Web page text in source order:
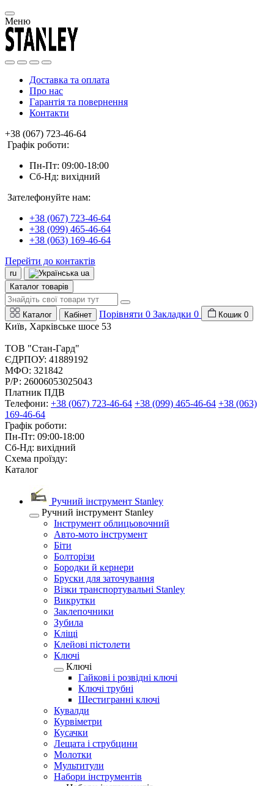
Меню
Доставка та оплата
Про нас
Гарантія та повернення
Контакти
+38 (067) 723-46-64
Графік роботи:
Пн-Пт: 09:00-18:00
Сб-Нд: вихідний
Зателефонуйте нам:
+38 (067) 723-46-64
+38 (099) 465-46-64
+38 (063) 169-46-64
Перейти до контактів
ru
ua
Каталог товарів
Каталог Кабінет Порівняти 0 Закладки 0 Кошик 0
Київ, Харківське шосе 53
ТОВ "Стан-Гард"
ЄДРПОУ: 41889192
МФО: 321842
Р/Р: 26006053025043
Платник ПДВ
Телефони: +38 (067) 723-46-64 +38 (099) 465-46-64 +38 (063)
169-46-64
Графік роботи:
Пн-Пт: 09:00-18:00
Сб-Нд: вихідний
Схема проїзду:
Каталог
Ручний інструмент Stanley
Ручний інструмент Stanley
Інструмент облицьовочний
Авто-мото інструмент
Біти
Болторізи
Бородки й кернери
Бруски для заточування
Візки транспортувальні Stanley
Викрутки
Заклепочники
Зубила
Кліщі
Клейові пістолети
Ключі
Ключі
Гайкові і розвідні ключі
Ключі трубні
Шестигранні ключі
Кувалди
Курвіметри
Кусачки
Лещата і струбцини
Молотки
Мультитули
Набори інструментів